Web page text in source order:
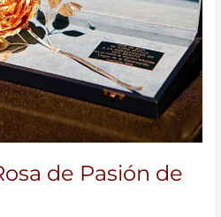
de Pasión de